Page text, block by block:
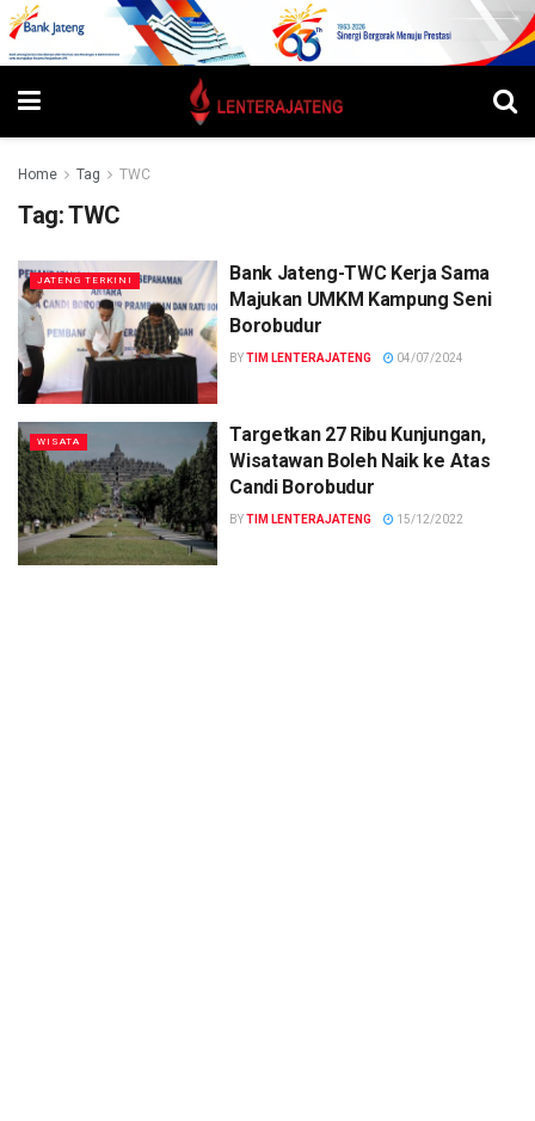
Home Tag TWC
Tag:TWC
JATENG TERKINI
Bank Jateng-TWC Kerja Sama
Majukan UMKM Kampung Seni
Borobudur
BYTIM LENTERAJATENG 04/07/2024
WISATA
Targetkan 27 Ribu Kunjungan,
Wisatawan Boleh Naik ke Atas
Candi Borobudur
BYTIM LENTERAJATENG 15/12/2022